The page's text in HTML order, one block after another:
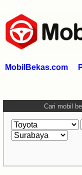
MobilBekas.com
Cari mobil